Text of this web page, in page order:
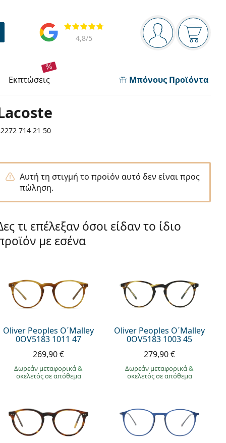
Πίνακας πλοήγησης
Είστε
Το
Αξιολογήσεις
4,8/5
εκπτώσεις Μπόνους Προϊόντα
714 21 50
Αυτή τη στιγμή το προϊόν αυτό δεν είναι προς
πώληση.
τι επέλεξαν όσοι είδαν το ίδιο
με εσένα
Oliver Peoples O´Malley
0OV5183 1011 47
269,90 €
Δωρεάν μεταφορικά&
σκελετός σε απόθεμα
Oliver Peoples O´Malley
0OV5183 1003 45
279,90 €
Δωρεάν μεταφορικά&
σκελετός σε απόθεμα